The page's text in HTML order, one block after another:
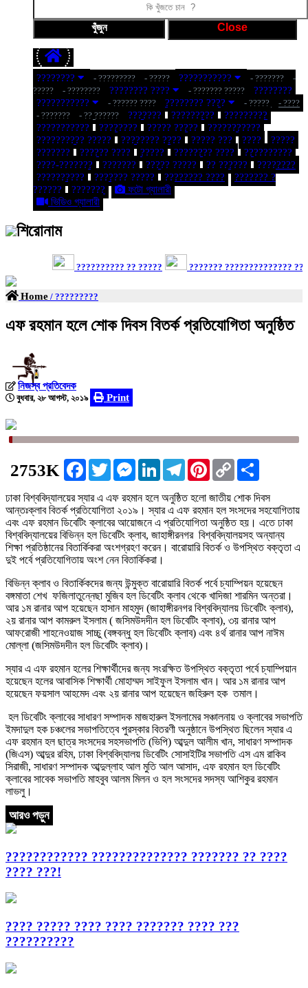
???????? - ????????? - ????? ??????????? - ???????
-
?????
- ???????? ???????? ???? - ??????? ?????
????????
???????????
- ?????? ???? ???????? ???? - ?????
- ????
- ???????
- ?? ?????? ??????? ?????????
?????????
???????????
???????? ????? ?????
???????????
?????????? ?????
???????? ???? ????? ??? ????
?????
???????
?????? ???? ????? ???????? ????
??????????
????-???????
??????? ????? ????? ?? ??????
????????
??????????
??????? ????? ???????? ????
??????? ?
??????
???????
ফটো গ্যালারী
ভিডিও গ্যালারী
শিরোনাম
?????????? ?? ????? ??????? ??????????????
Home / ?????????
এফ রহমান হলে শোক দিবস বিতর্ক প্রতিযোগিতা অনুষ্ঠিত
নিজস্ব প্রতিবেদক
বুধবার, ২৮ আগস্ট, ২০১৯ Print
2753K Facebook
TwitterMessengerLinkedInTelegramPinterestCopy
Link
ঢাকা বিশ্ববিদ্যালয়ের স্যার এ এফ রহমান হলে অনুষ্ঠিত হলো জাতীয় শোক দিবস
আন্তঃক্লাব বিতর্ক প্রতিযোগিতা ২০১৯। স্যার এ এফ রহমান হল সংসদের সহযোগিতায়
এবং এফ রহমান ডিবেটিং ক্লাবের আয়োজনে এ প্রতিযোগিতা অনুষ্ঠিত হয়। এতে ঢাকা
বিশ্ববিদ্যালয়ের বিভিন্ন হল ডিবেটিং ক্লাব, জাহাঙ্গীরনগর বিশ্ববিদ্যালয়সহ অন্যান্য
শিক্ষা প্রতিষ্ঠানের বিতার্কিকরা অংশগ্রহণ করেন। বারোয়ারি বিতর্ক ও উপস্থিত বক্তৃতা এ
দুই পর্বে প্রতিযোগিতায় অংশ নেন বিতার্কিকরা।
বিভিন্ন ক্লাব ও বিতার্কিকদের জন্য উন্মুক্ত বারোয়ারি বিতর্ক পর্বে চ্যাম্পিয়ন হয়েছেন
বঙ্গমাতা শেখ ফজিলাতুন্নেছা মুজিব হল ডিবেটিং ক্লাব থেকে খাদিজা শারমিন অন্তরা।
আর ১ম রানার আপ হয়েছেন হাসান মাহমুদ (জাহাঙ্গীরনগর বিশ্ববিদ্যালয় ডিবেটিং ক্লাব),
২য় রানার আপ কামরুল ইসলাম ( জসিমউদদীন হল ডিবেটিং ক্লাব), ৩য় রানার আপ
আফরোজী শাহনেওয়াজ সাচ্চু (বঙ্গবন্ধু হল ডিবেটিং ক্লাব) এবং ৪র্থ রানার আপ নাঈম
মোল্লা (জসিমউদদীন হল ডিবেটিং ক্লাব)।
স্যার এ এফ রহমান হলের শিক্ষার্থীদের জন্য সংরক্ষিত উপস্থিত বক্তৃতা পর্বে চ্যাম্পিয়ান
হয়েছেন হলের আবাসিক শিক্ষার্থী মোহাম্মদ সাইফুল ইসলাম খান। আর ১ম রানার আপ
হয়েছেন ফয়সাল আহমেদ এবং ২য় রানার আপ হয়েছেন জহিরুল হক তমাল।
হল ডিবেটিং ক্লাবের সাধারণ সম্পাদক মাজহারুল ইসলামের সঞ্চালনায় ও ক্লাবের সভাপতি
ইমদাদুল হক চঞ্চলের সভাপতিত্বে পুরস্কার বিতরণী অনুষ্ঠানে উপস্থিত ছিলেন স্যার এ
এফ রহমান হল ছাত্র সংসদের সহসভাপতি (ভিপি) আব্দুল আলীম খান, সাধারণ সম্পাদক
(জিএস) আব্দুর রহিম, ঢাকা বিশ্ববিদ্যালয় ডিবেটিং সোসাইটির সভাপতি এস এম রাকিব
সিরাজী, সাধারণ সম্পাদক আব্দুল্লাহ আল মুতি আল আসাদ, এফ রহমান হল ডিবেটিং
ক্লাবের সাবেক সভাপতি মাহবুব আলম মিলন ও হল সংসদের সদস্য আশিকুর রহমান
লাভলু।
আরও পড়ুন
???????????? ?????????????? ??????? ?? ????
???? ???!
???? ????? ???? ???? ??????? ???? ???
??????????